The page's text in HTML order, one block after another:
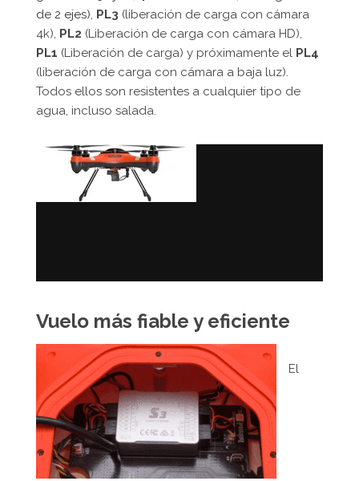
de 2 ejes), PL3 (liberación de carga con cámara
4k), PL2 (Liberación de carga con cámara HD),
PL1 (Liberación de carga) y próximamente el PL4
(liberación de carga con cámara a baja luz).
Todos ellos son resistentes a cualquier tipo de
agua, incluso salada.
Vuelo más fiable y eficiente
El